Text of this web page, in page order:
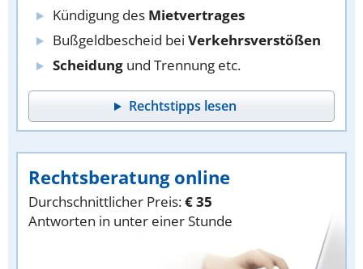
Kündigung des Mietvertrages
Bußgeldbescheid bei Verkehrsverstößen
Scheidung und Trennung etc.
Rechtstipps lesen
Rechtsberatung online
Durchschnittlicher Preis:€ 35
Antworten in unter einer Stunde